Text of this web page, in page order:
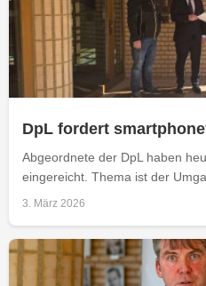
DpL fordert
Abgeordnete der DpL haben
eingereicht. Thema ist der
3. März 2026